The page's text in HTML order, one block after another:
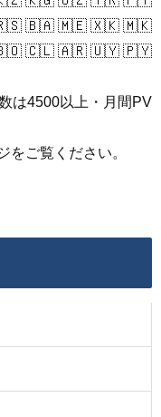
🇧🇦 🇲🇪 🇽🇰 🇲🇰
🇨🇱 🇦🇷 🇺🇾 🇵🇾
は4500以上・月間PV
をご覧ください。